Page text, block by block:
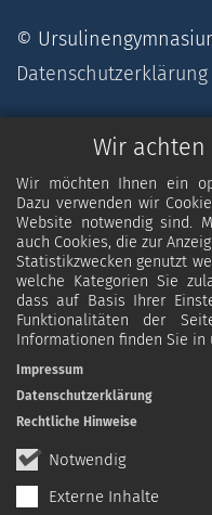
Wir
Wir möchten Ihnen ein
Dazu verwenden wir
Website notwendig sind.
auch Cookies, die zur
Statistikzwecken genutzt
welche Kategorien Sie
dass auf Basis Ihrer
Funktionalitäten der
Informationen finden Sie in
Notwendig
Externe Inhalte
Impressum
Datenschutzerklärung
Rechtliche Hinweise
©
Datenschutzerklärung